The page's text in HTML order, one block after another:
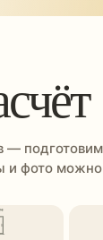
—
фото